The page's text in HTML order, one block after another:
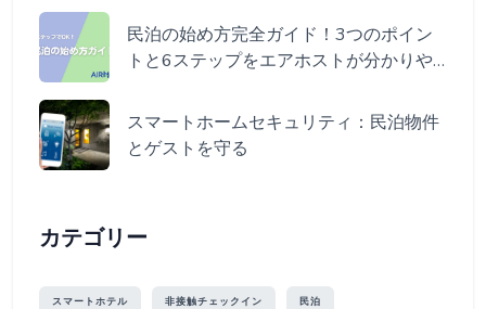
民泊の始め方完全ガイド！3つのポイン
トと6ステップをエアホストが分かりや
スマートホームセキュリティ：民泊物件
とゲストを守る
カテゴリー
スマートホテル 非接触チェックイン 民泊